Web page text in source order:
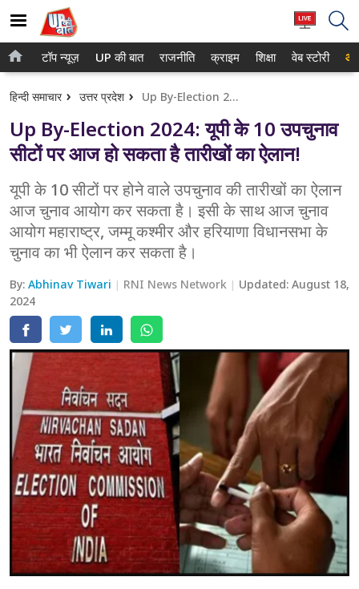
होम
टॉप न्यूज़
UP की बात
क्राइम
शिक्षा
वेब स्टोरी
टॉप न्यूज़ UP की बात राजनीति क्राइम शिक्षा वेब स्टोरी
हिन्दी समाचार उत्तर प्रदेश Up By-Election 2024: यूपी के 10 उपचुनाव सीटों पर आज हो सकता है तारीखों का ऐलान!
Up By-Election 2024: यूपी के 10 उपचुनाव
सीटों पर आज हो सकता है तारीखों का ऐलान!
यूपी के 10 सीटों पर होने वाले उपचुनाव की तारीखों का ऐलान
आज चुनाव आयोग कर सकता है। इसी के साथ आज चुनाव
आयोग महाराष्ट्र, जम्मू कश्मीर और हरियाणा विधानसभा के
चुनाव का भी ऐलान कर सकता है।
By:Abhinav Tiwari RNI News Network Updated:August 18,
2024
गाजियाबाद
लखनऊ
वाराणसी
आगरा
अयोध्या
अलीगढ़
मथुरा
मेरठ
मुरादाबाद
गोरखपुर
प्रयागराज
रामपुर